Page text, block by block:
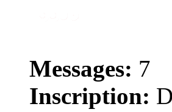
Messages: 7
Inscription: